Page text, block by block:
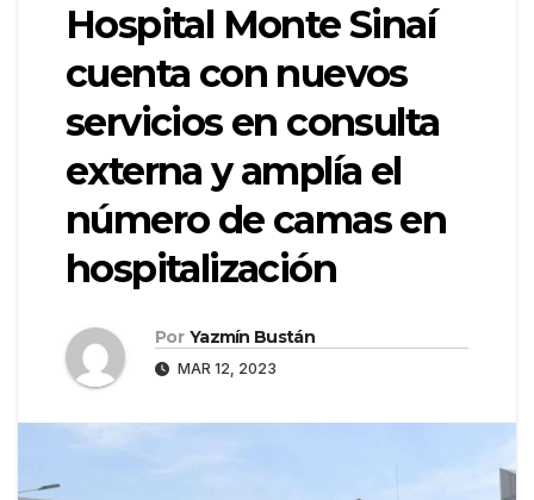
Hospital Monte Sinaí
cuenta con nuevos
servicios en consulta
externa y amplía el
número de camas en
hospitalización
Por Yazmín Bustán
MAR 12, 2023